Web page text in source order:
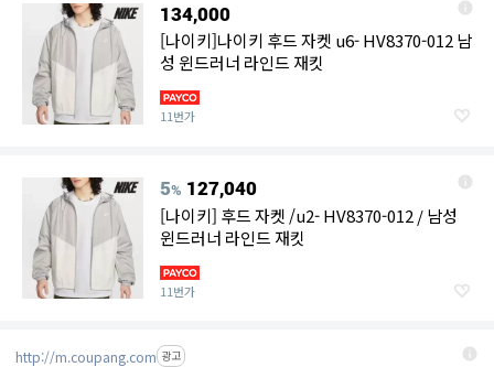
134,000
[나이키]나이키 후드 자켓 u6- HV8370-012 남
성 윈드러너 라인드 재킷
11번가
5% 127,040
[나이키] 후드 자켓 /u2- HV8370-012 / 남성
윈드러너 라인드 재킷
11번가
http://m.coupang.com 광고